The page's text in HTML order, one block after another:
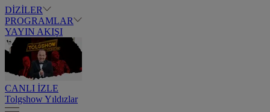
DİZİLER
PROGRAMLAR
YAYIN AKIŞI
CANLI İZLE
Tolgshow Yıldızlar